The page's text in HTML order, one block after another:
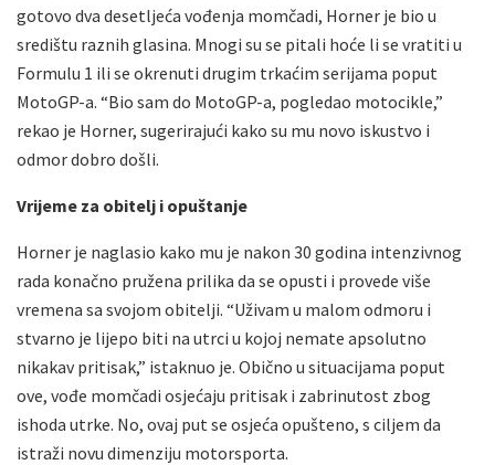
gotovo dva desetljeća vođenja momčadi, Horner je bio u
središtu raznih glasina. Mnogi su se pitali hoće li se vratiti u
Formulu 1 ili se okrenuti drugim trkaćim serijama poput
MotoGP-a. “Bio sam do MotoGP-a, pogledao motocikle,”
rekao je Horner, sugerirajući kako su mu novo iskustvo i
odmor dobro došli.
Vrijeme za obitelj i opuštanje
Horner je naglasio kako mu je nakon 30 godina intenzivnog
rada konačno pružena prilika da se opusti i provede više
vremena sa svojom obitelji. “Uživam u malom odmoru i
stvarno je lijepo biti na utrci u kojoj nemate apsolutno
nikakav pritisak,” istaknuo je. Obično u situacijama poput
ove, vođe momčadi osjećaju pritisak i zabrinutost zbog
ishoda utrke. No, ovaj put se osjeća opušteno, s ciljem da
istraži novu dimenziju motorsporta.